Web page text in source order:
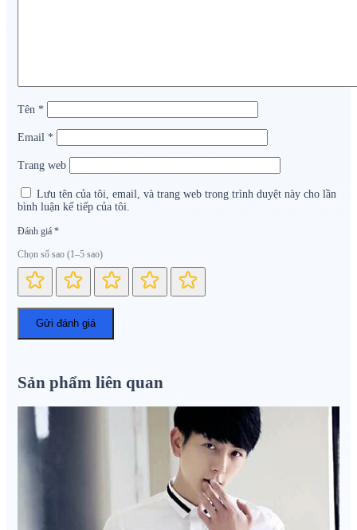
Tên *
Email *
Trang web
Lưu tên của tôi, email, và trang web trong trình duyệt này cho lần
bình luận kế tiếp của tôi.
Đánh giá *
Chọn số sao (1–5 sao)
Sản phẩm liên quan